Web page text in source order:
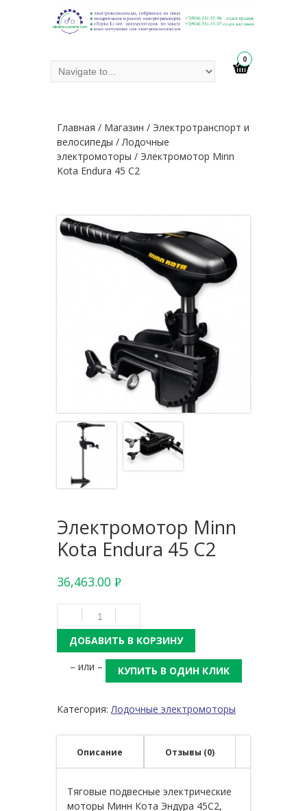
0
Главная / Магазин / Электротранспорт и
велосипеды /Лодочные
электромоторы / Электромотор Minn
Kota Endura 45 C2
Электромотор Minn
Kota Endura 45 C2
36,463.00 Р
УБ.
ДОБАВИТЬ В КОРЗИНУ
– или –
КУПИТЬ В ОДИН КЛИК
Категория:Лодочные электромоторы
Описание Отзывы (0)
Тяговые подвесные электрические
моторы Минн Кота Эндура 45C2,